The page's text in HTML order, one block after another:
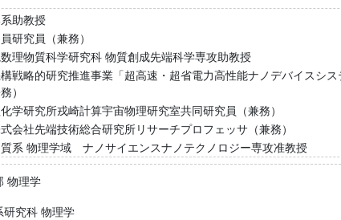
助教授
研究員（兼務）
理物質科学研究科 物質創成先端科学専攻助教授
戦略的研究推進事業「超高速・超省電力高性能ナノデバイスシ
）
学研究所戎崎計算宇宙物理研究室共同研究員（兼務）
会社先端技術総合研究所リサーチプロフェッサ（兼務）
系 物理学域 ナノサイエンスナノテクノロジー専攻准教授
物理学
研究科 物理学